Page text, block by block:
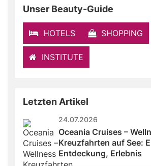
Unser Beauty-Guide
HOTELS SHOPPING
INSTITUTE
Letzten Artikel
24.07.2026
Oceania Cruises –
Kreuzfahrten auf See:
Entdeckung, Erlebnis